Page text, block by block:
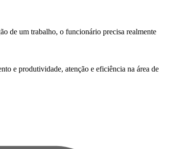
de um trabalho, o funcionário precisa realmente
e produtividade, atenção e eficiência na área de